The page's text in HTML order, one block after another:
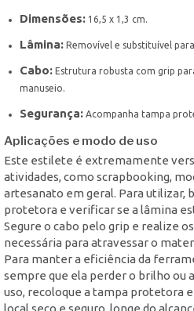
Dimensões: 16,5 x 1,3 cm.
Lâmina: Removível e substituível
Cabo: Estrutura robusta com grip
manuseio.
Segurança: Acompanha tampa
Aplicações e modo de uso
Este estilete é extremamente
atividades, como scrapbooking,
artesanato em geral. Para utilizar,
protetora e verificar se a lâmina
Segure o cabo pelo grip e realize
necessária para atravessar o
Para manter a eficiência da
sempre que ela perder o brilho ou
uso, recoloque a tampa protetora
local seco e seguro, longe do